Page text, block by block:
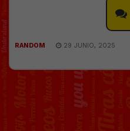
RANDOM 29 JUNIO, 2025